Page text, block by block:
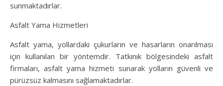
sunmaktadırlar.
Asfalt Yama Hizmetleri
Asfalt yama, yollardaki çukurların ve hasarların onarılması
için kullanılan bir yöntemdir. Tatkınık bölgesindeki asfalt
firmaları, asfalt yama hizmeti sunarak yolların güvenli ve
pürüzsüz kalmasını sağlamaktadırlar.